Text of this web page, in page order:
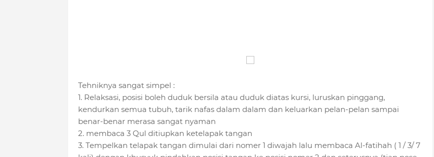
Tehniknya sangat simpel :
1. Relaksasi, posisi boleh duduk bersila atau duduk diatas kursi, luruskan pinggang,
kendurkan semua tubuh, tarik nafas dalam dalam dan keluarkan pelan-pelan sampai
benar-benar merasa sangat nyaman
2. membaca 3 Qul ditiupkan ketelapak tangan
3. Tempelkan telapak tangan dimulai dari nomer 1 diwajah lalu membaca Al-fatihah ( 1 / 3/ 7